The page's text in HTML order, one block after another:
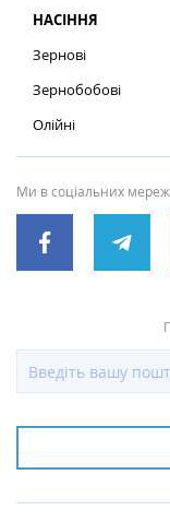
НАСІННЯ
Зернові
Зернобобові
Олійні
Ми в соціальних